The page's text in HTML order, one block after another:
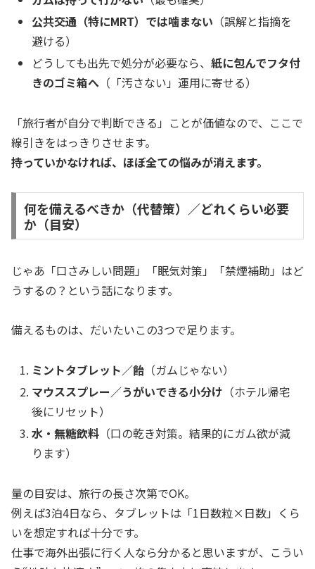
公共交通（特にMRT）では噛まない （誤解と指摘を
避ける）
どうしても出先で処分が必要なら、紙に包んでフタ付
きのゴミ箱へ （「汚さない」運用に寄せる）
「旅行者が自分で判断できる」ことが価値なので、ここで
線引きをはっきりさせます。
持っていかなければ、ほぼ全ての悩みが消えます。
何を備えるべきか（代替策）／どれくらい必要
か（目安）
じゃあ「口さみしい問題」「眠気対策」「禁煙補助」はど
うするの？という話になります。
備えるものは、だいたいこの3つで足ります。
ミントタブレット／飴 （ガムじゃない）
マウススプレー／うがいできる小分け （ホテル帰宅
後にリセット）
水・無糖飲料 （口の乾き対策。結果的にガム欲が減
ります）
量の目安は、旅行の長さ次第でOK。
例えば3泊4日なら、タブレットは「1日数粒×日数」くら
いを想定すれば十分です。
仕事で海外出張に行く人なら分かると思いますが、こうい